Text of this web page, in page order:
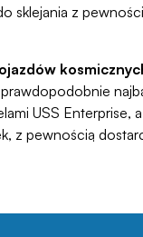
sklejania z
USS Enterprise,
z pewnością